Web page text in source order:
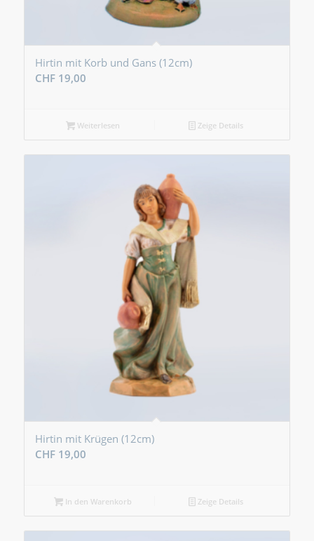
Hirtin mit Korb und Gans (12cm)
CHF19,00
Weiterlesen Zeige Details
Hirtin mit Krügen (12cm)
CHF19,00
In den Warenkorb Zeige Details